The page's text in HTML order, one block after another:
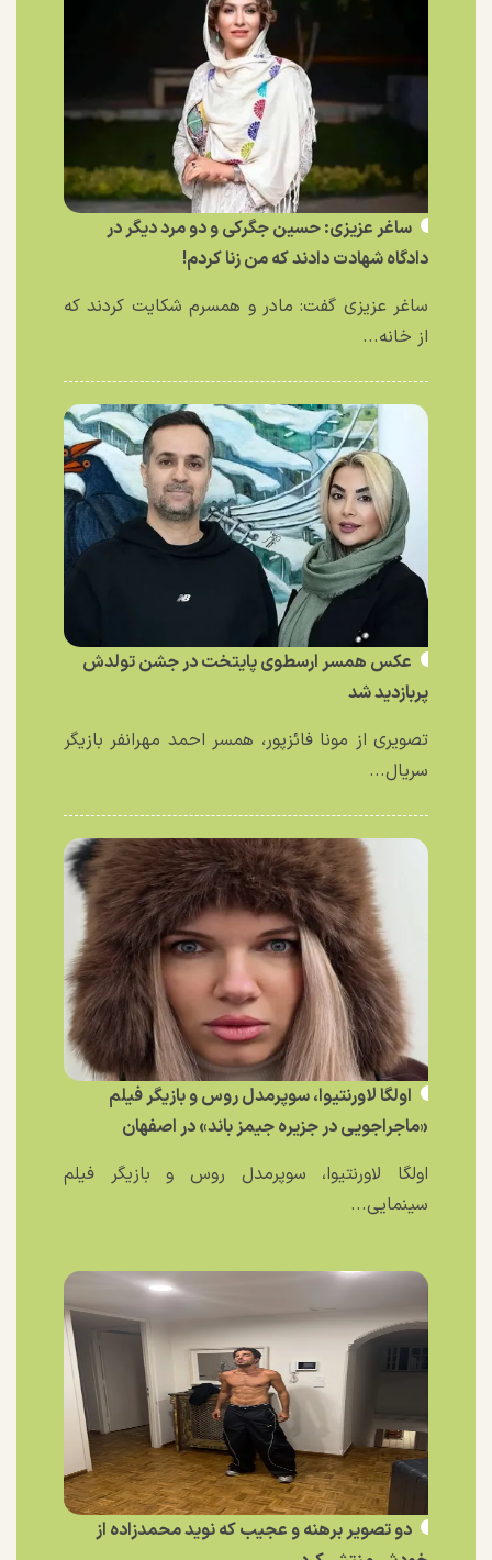
ساغر عزیزی: حسین جگرکی و دو مرد دیگر در
دادگاه شهادت دادند که من زنا کردم!
ساغر عزیزی گفت: مادر و همسرم شکایت کردند که
از خانه...
عکس همسر ارسطوی پایتخت در جشن تولدش
پربازدید شد
تصویری از مونا فائزپور، همسر احمد مهرانفر بازیگر
سریال...
اولگا لاورنتیوا، سوپرمدل روس و بازیگر فیلم
«ماجراجویی در جزیره جیمز باند» در اصفهان
اولگا لاورنتیوا، سوپرمدل روس و بازیگر فیلم
سینمایی...
دو تصویر برهنه و عجیب که نوید محمدزاده از